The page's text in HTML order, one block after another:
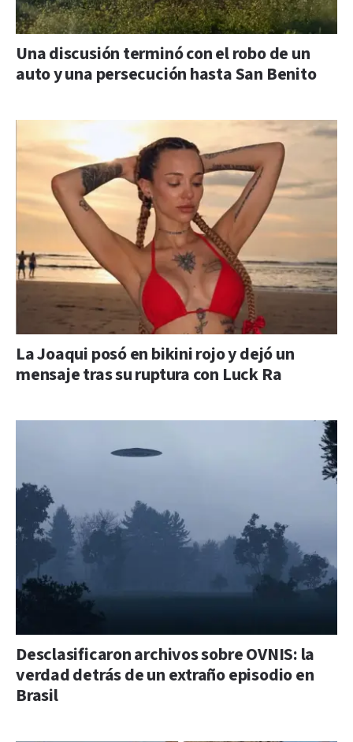
Una discusión terminó con el robo de un
auto y una persecución hasta San Benito
La Joaqui posó en bikini rojo y dejó un
mensaje tras su ruptura con Luck Ra
Desclasificaron archivos sobre OVNIS: la
verdad detrás de un extraño episodio en
Brasil